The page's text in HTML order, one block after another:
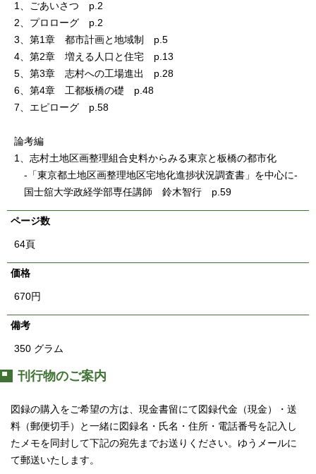
1、ごあいさつ p.2
2、プロローグ p.2
3、第1章 都市計画と地域制 p.5
4、第2章 増える人口と住宅 p.13
5、第3章 志村への工場進出 p.28
6、第4章 工都板橋の礎 p.48
7、エピローグ p.58
論考編
1、志村土地区画整理組合史料からみる東京と板橋の都市化
-「東京都土地区画整理地区宅地化進捗状況調査書」を中心に-
国士舘大学政経学部専任講師 鈴木智行 p.59
ページ数
64頁
価格
670円
備考
350 グラム
刊行物のご案内
図録の購入をご希望の方は、現金書留にて図録代金（現金）・送
料（郵便切手）と一緒に図録名・氏名・住所・電話番号を記入し
たメモを同封して下記の宛先までお送りください。ゆうメールに
て郵送いたします。